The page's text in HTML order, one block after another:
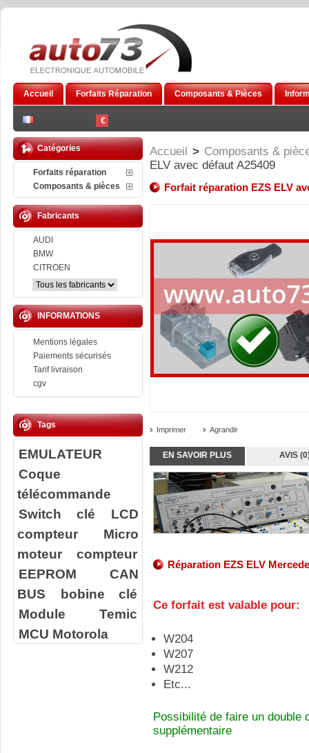
€
Accueil Forfaits Réparation Composants & Pièces
Catégories
Forfaits réparation
Composants & pièces
Fabricants
AUDI
BMW
CITROEN
INFORMATIONS
Mentions légales
Paiements sécurisés
Tarif livraison
cgv
Tags
EMULATEUR
Coque
télécommande
Switch clé
LCD
compteur
Micro
moteur compteur
EEPROM
CAN
BUS
bobine clé
Module Temic
MCU Motorola
Accueil > Composants &
ELV avec défaut A25409
Forfait réparation EZS ELV
Imprimer Agrandir
EN SAVOIR PLUS AVIS
Réparation EZS ELV
Ce forfait est valable pour:
W204
W207
W212
Etc...
Possibilité de faire un double
supplémentaire